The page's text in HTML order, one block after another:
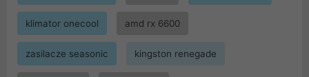
klimator onecool amd rx 6600
zasilacze seasonic kingston renegade